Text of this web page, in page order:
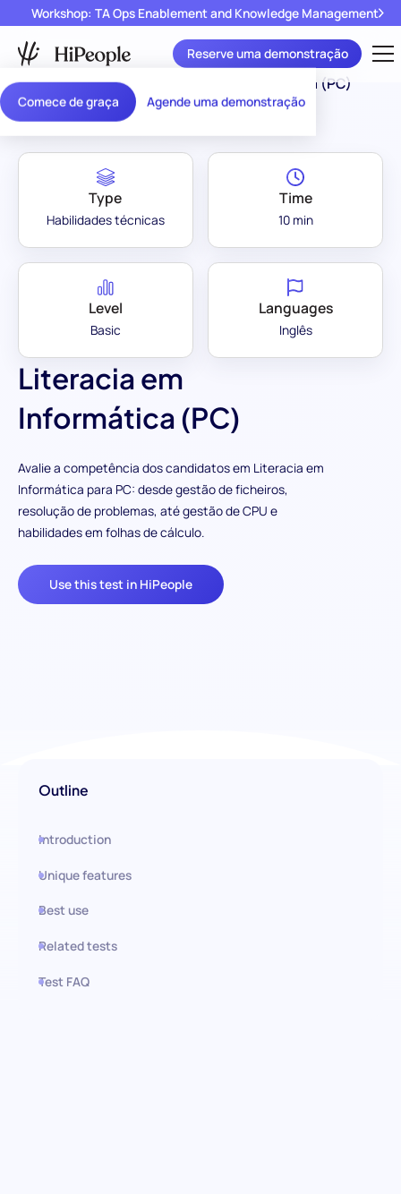
Comece de graça Agende uma demonstração
Workshop: TA Ops Enablement and Knowledge Management
Reserve uma demonstração
Assessment Library Literacia em Informática (PC)
Literacia em
Informática (PC)
Avalie a competência dos candidatos em Literacia em
Informática para PC: desde gestão de ficheiros,
resolução de problemas, até gestão de CPU e
habilidades em folhas de cálculo.
Use this test in HiPeople
Type
Habilidades técnicas
Time
10 min
Level
Basic
Languages
Inglês
Outline
Introduction
Unique features
Best use
Related tests
Test FAQ